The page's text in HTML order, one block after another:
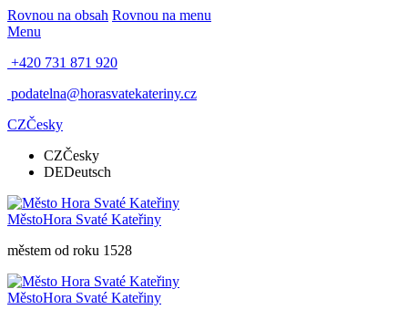
Rovnou na obsah Rovnou na menu
Menu
+420 731 871 920
podatelna@horasvatekateriny.cz
CZČesky
CZČesky
DEDeutsch
MěstoHora Svaté Kateřiny
městem od roku 1528
MěstoHora Svaté Kateřiny